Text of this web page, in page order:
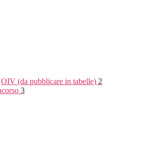
OIV (da pubblicare in tabelle) 2
3